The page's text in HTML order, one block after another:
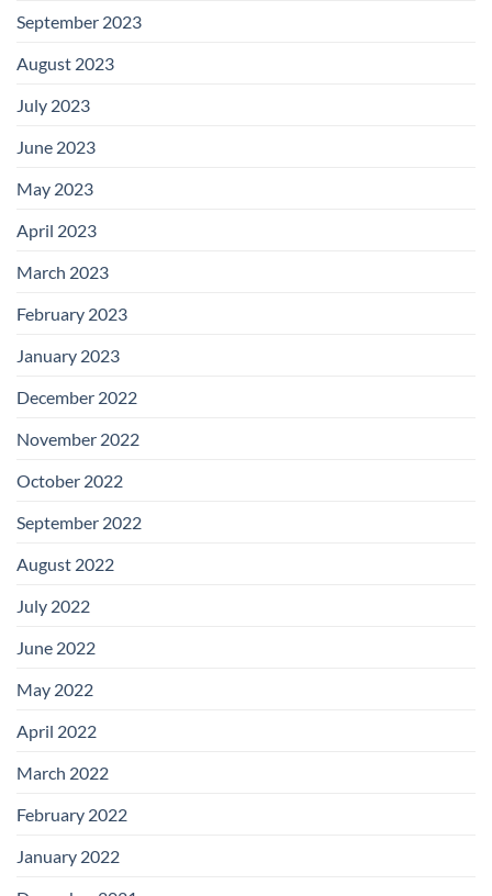
September 2023
August 2023
July 2023
June 2023
May 2023
April 2023
March 2023
February 2023
January 2023
December 2022
November 2022
October 2022
September 2022
August 2022
July 2022
June 2022
May 2022
April 2022
March 2022
February 2022
January 2022